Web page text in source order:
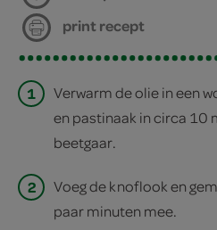
print recept
1
Verwarm de olie in een
en pastinaak in circa 10
beetgaar.
2
Voeg de knoflook en
paar minuten mee.